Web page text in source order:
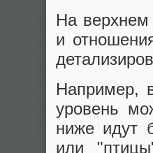
На верхнем
и
Например,
уровень
ниже идут
или